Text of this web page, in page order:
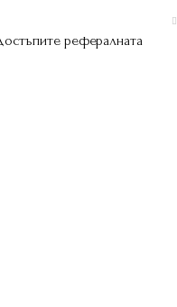
рефералната